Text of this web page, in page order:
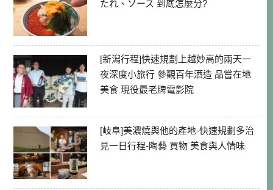
たれ、ソース 到底怎麼分?
[新潟行程]快速規劃上越妙高的兩天一
夜深度小旅行 參觀百年酒造 品嘗在地
美食 現役最老牌電影院
[岐阜]美濃燒與他的產地-快速規劃多治
見一日行程-陶藝 買物 美食與人情味